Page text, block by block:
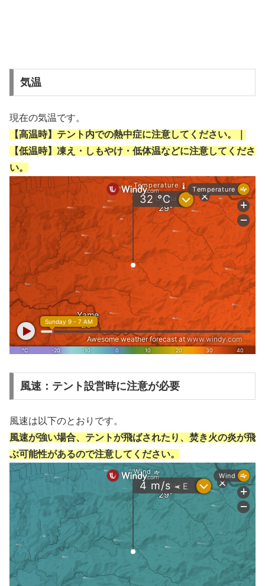
気温
現在の気温です。
【高温時】テント内での熱中症に注意してください。｜
【低温時】凍え・しもやけ・低体温などに注意してくださ
い。
風速：テント設営時に注意が必要
風速は以下のとおりです。
風速が強い場合、テントが飛ばされたり、焚き火の炎が飛
ぶ可能性があるので注意してください。